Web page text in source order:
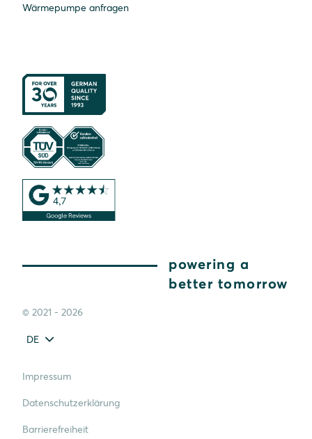
Wärmepumpe anfragen
powering a
better tomorrow
© 2021 - 2026
DE
Impressum
Datenschutzerklärung
Barrierefreiheit